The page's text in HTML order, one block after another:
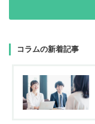
コラムの新着記事